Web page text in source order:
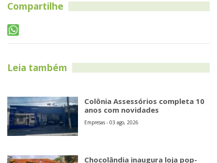
Compartilhe
Leia também
Colônia Assessórios completa 10
anos com novidades
Empresas - 03 ago, 2026
Chocolândia inaugura loja pop-